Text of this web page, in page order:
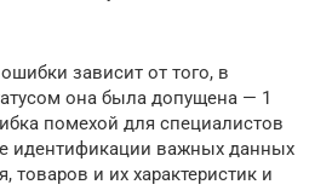
зависит от того, в
она была допущена — 1
помехой для специалистов
идентификации важных данных
товаров и их характеристик и